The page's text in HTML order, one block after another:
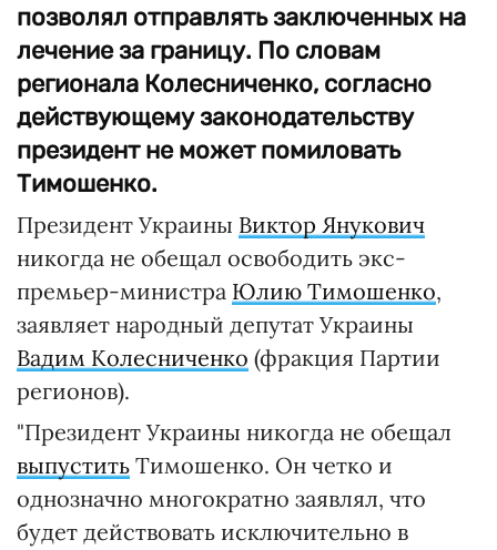
позволял отправлять заключенных на
лечение за границу. По словам
регионала Колесниченко, согласно
действующему законодательству
президент не может помиловать
Тимошенко.
Президент Украины Виктор Янукович
никогда не обещал освободить экс-
премьер-министра Юлию Тимошенко,
заявляет народный депутат Украины
Вадим Колесниченко (фракция Партии
регионов).
"Президент Украины никогда не обещал
выпустить Тимошенко. Он четко и
однозначно многократно заявлял, что
будет действовать исключительно в